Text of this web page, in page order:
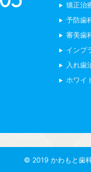
矯正治
予防歯
審美歯
インプ
入れ歯
ホワイ
© 2019 かわもと歯